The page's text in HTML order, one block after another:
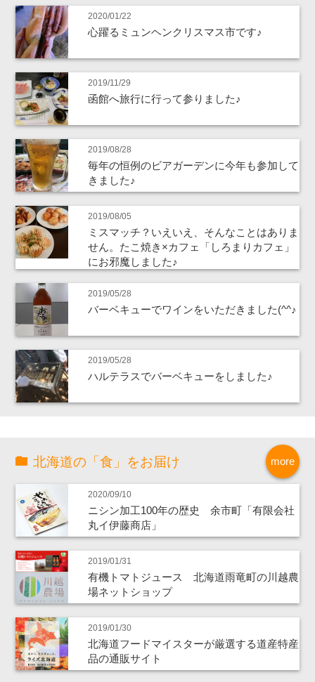
2020/01/22
心躍るミュンヘンクリスマス市です♪
2019/11/29
函館へ旅行に行って参りました♪
2019/08/28
毎年の恒例のビアガーデンに今年も参加して
きました♪
2019/08/05
ミスマッチ？いえいえ、そんなことはありま
せん。たこ焼き×カフェ「しろまりカフェ」
にお邪魔しました♪
2019/05/28
バーベキューでワインをいただきました(^^♪
2019/05/28
ハルテラスでバーベキューをしました♪
more
北海道の「食」をお届け
2020/09/10
ニシン加工100年の歴史 余市町「有限会社
丸イ伊藤商店」
2019/01/31
有機トマトジュース 北海道雨竜町の川越農
場ネットショップ
2019/01/30
北海道フードマイスターが厳選する道産特産
品の通販サイト